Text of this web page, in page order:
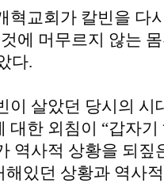
혁교회가 칼빈을 다
에 머무르지 않는
다.
이 살았던 당시의
대한 외침이 “갑자
역사적 상황을 되짚
있던 상황과 역사